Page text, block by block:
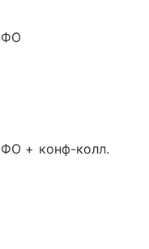
+ конф-колл.